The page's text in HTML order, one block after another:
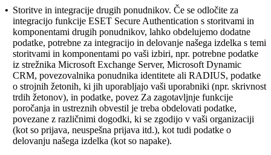
• Storitve in integracije drugih ponudnikov. Če se odločite za
integracijo funkcije ESET Secure Authentication s storitvami in
komponentami drugih ponudnikov, lahko obdelujemo dodatne
podatke, potrebne za integracijo in delovanje našega izdelka s temi
storitvami in komponentami po vaši izbiri, npr. potrebne podatke
iz strežnika Microsoft Exchange Server, Microsoft Dynamic
CRM, povezovalnika ponudnika identitete ali RADIUS, podatke
o strojnih žetonih, ki jih uporabljajo vaši uporabniki (npr. skrivnost
trdih žetonov), in podatke, povez Za zagotavljnje funkcije
poročanja in ustreznih obvestil je treba obdelovati podatke,
povezane z različnimi dogodki, ki se zgodijo v vaši organizaciji
(kot so prijava, neuspešna prijava itd.), kot tudi podatke o
delovanju našega izdelka (kot so napake).